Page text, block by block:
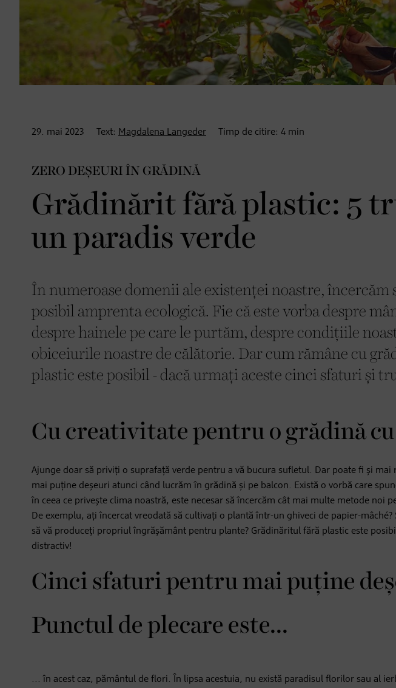
29. mai 2023 Text: Magdalena Langeder Timp de citire: 4 min
ZERO DEȘEURI ÎN GRĂDINĂ
Grădinărit fără plastic: 5
un paradis verde
În numeroase domenii ale existenței noastre, încercăm
posibil amprenta ecologică. Fie că este vorba despre
despre hainele pe care le purtăm, despre condițiile
obiceiurile noastre de călătorie. Dar cum rămâne cu
plastic este posibil - dacă urmați aceste cinci sfaturi și
Cu creativitate pentru o grădină
Ajunge doar să priviți o suprafață verde pentru a vă bucura sufletul. Dar poate fi și mai
mai puține deșeuri atunci când lucrăm în grădină și pe balcon. Există o vorbă care
în ceea ce privește clima noastră, este necesar să încercăm cât mai multe metode noi
De exemplu, ați încercat vreodată să cultivați o plantă într-un ghiveci de papier-
să vă produceți propriul îngrășământ pentru plante? Grădinăritul fără plastic este
distractiv!
Cinci sfaturi pentru mai puține
Punctul de plecare este...
... în acest caz, pământul de flori. În lipsa acestuia, nu există paradisul florilor sau al